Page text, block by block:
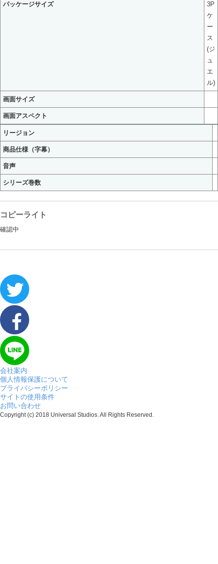
パッケージサイズ
3P
ケ
ー
ス
(ジ
ュ
エ
ル)
画面サイズ
画面アスペクト
リージョン
商品仕様（字幕）
音声
シリーズ巻数
コピーライト
確認中
会社案内
個人情報保護について
プライバシーポリシー
サイトの使用条件
お問い合わせ
Copyright (c) 2018 Universal Studios. All Rights Reserved.